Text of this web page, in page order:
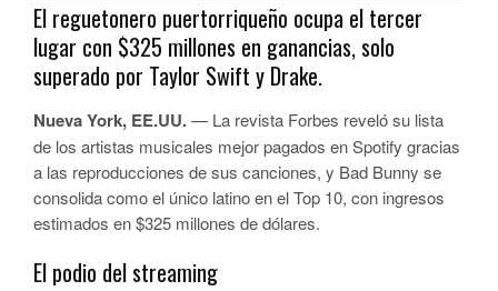
El reguetonero puertorriqueño ocupa el tercer
lugar con $325 millones en ganancias, solo
superado por Taylor Swift y Drake.
Nueva York, EE.UU.— La revista Forbes reveló su lista
de los artistas musicales mejor pagados en Spotify gracias
a las reproducciones de sus canciones, y Bad Bunny se
consolida como el único latino en el Top 10, con ingresos
estimados en $325 millones de dólares.
El podio del streaming